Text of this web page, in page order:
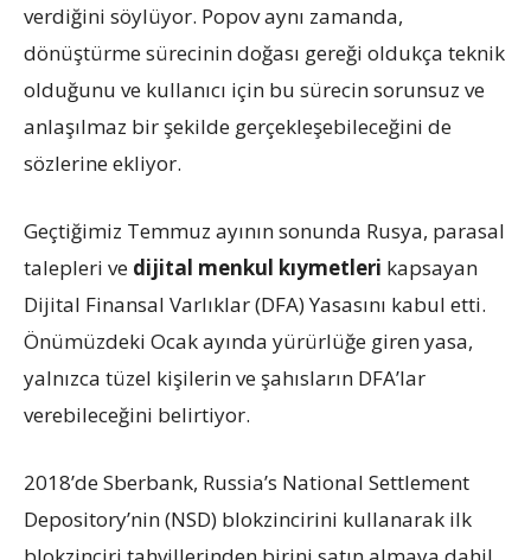
verdiğini söylüyor. Popov aynı zamanda,
dönüştürme sürecinin doğası gereği oldukça teknik
olduğunu ve kullanıcı için bu sürecin sorunsuz ve
anlaşılmaz bir şekilde gerçekleşebileceğini de
sözlerine ekliyor.
Geçtiğimiz Temmuz ayının sonunda Rusya, parasal
talepleri ve dijital menkul kıymetleri kapsayan
Dijital Finansal Varlıklar (DFA) Yasasını kabul etti.
Önümüzdeki Ocak ayında yürürlüğe giren yasa,
yalnızca tüzel kişilerin ve şahısların DFA’lar
verebileceğini belirtiyor.
2018’de Sberbank, Russia’s National Settlement
Depository’nin (NSD) blokzincirini kullanarak ilk